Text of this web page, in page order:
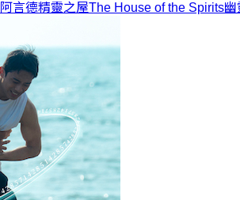
言德精靈之屋The House of the Spirits幽